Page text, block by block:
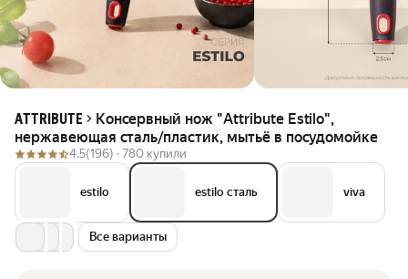
ATTRIBUTE
Консервный нож "Attribute Estilo",
нержавеющая сталь/пластик, мытьё в посудомойке
4.5(196) · 780 купили
estilo estilo сталь viva
Все варианты